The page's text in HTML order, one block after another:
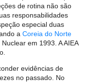
de rotina não são
responsabilidades
especial duas
a Coreia do Norte
em 1993. A AIEA
evidências de
no passado. No